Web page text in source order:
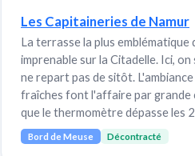
Les Capitaineries de Namur
La terrasse la plus
imprenable sur la Citadelle. Ici,
ne repart pas de sitôt.
fraîches font l'affaire par grande
que le thermomètre dépasse les
Bord de Meuse Décontracté